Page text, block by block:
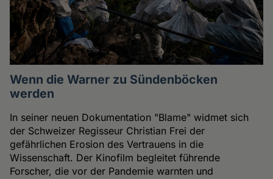
Wenn die Warner zu Sündenböcken
werden
In seiner neuen Dokumentation "Blame" widmet sich
der Schweizer Regisseur Christian Frei der
gefährlichen Erosion des Vertrauens in die
Wissenschaft. Der Kinofilm begleitet führende
Forscher, die vor der Pandemie warnten und